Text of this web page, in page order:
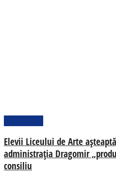
Elevii Liceului de Arte
administrația Dragomir
consiliu